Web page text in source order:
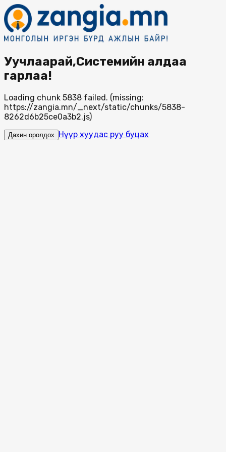
Уучлаарай,Системийн алдаа
гарлаа!
Loading chunk 5838 failed. (missing:
https://zangia.mn/_next/static/chunks/5838-
8262d6b25ce0a3b2.js)
Дахин оролдох Нүүр хуудас руу буцах